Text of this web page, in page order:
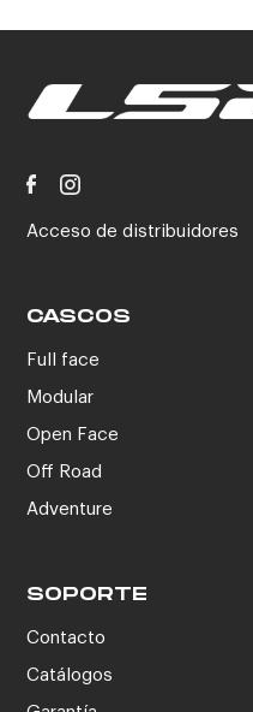
Acceso de distribuidores
CASCOS
Full face
Modular
Open Face
Off Road
Adventure
SOPORTE
Contacto
Catálogos